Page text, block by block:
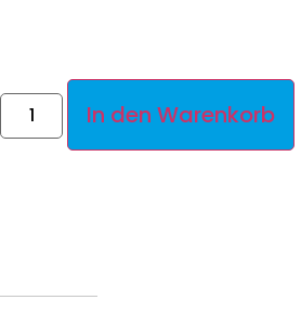
In den Warenkorb